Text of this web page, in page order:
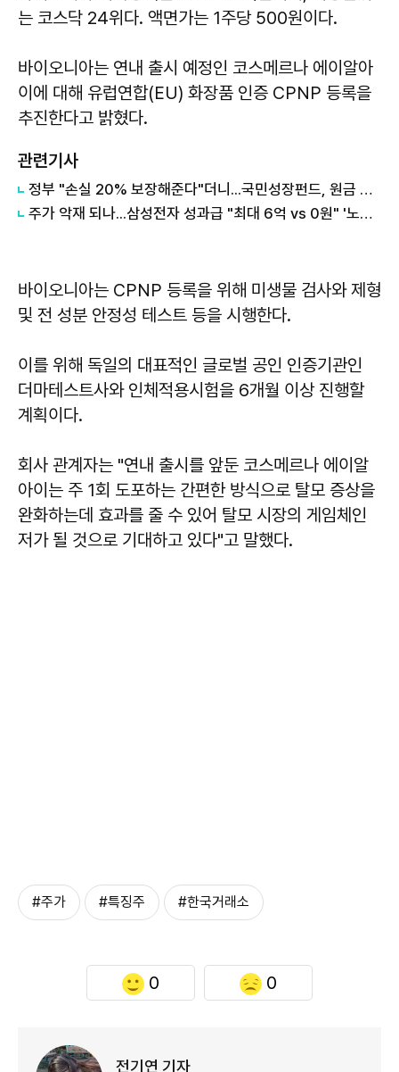
는 코스닥 24위다. 액면가는 1주당 500원이다.
바이오니아는 연내 출시 예정인 코스메르나 에이알아
이에 대해 유럽연합(EU) 화장품 인증 CPNP 등록을
추진한다고 밝혔다.
관련기사
정부 "손실 20% 보장해준다"더니...국민성장펀드, 원금 손실 시작됐다
주가 악재 되나...삼성전자 성과급 "최대 6억 vs 0원" '노노갈등' 터진 이유
바이오니아는 CPNP 등록을 위해 미생물 검사와 제형
및 전 성분 안정성 테스트 등을 시행한다.
이를 위해 독일의 대표적인 글로벌 공인 인증기관인
더마테스트사와 인체적용시험을 6개월 이상 진행할
계획이다.
회사 관계자는 "연내 출시를 앞둔 코스메르나 에이알
아이는 주 1회 도포하는 간편한 방식으로 탈모 증상을
완화하는데 효과를 줄 수 있어 탈모 시장의 게임체인
저가 될 것으로 기대하고 있다"고 말했다.
#주가 #특징주 #한국거래소
0 0
전기연 기자